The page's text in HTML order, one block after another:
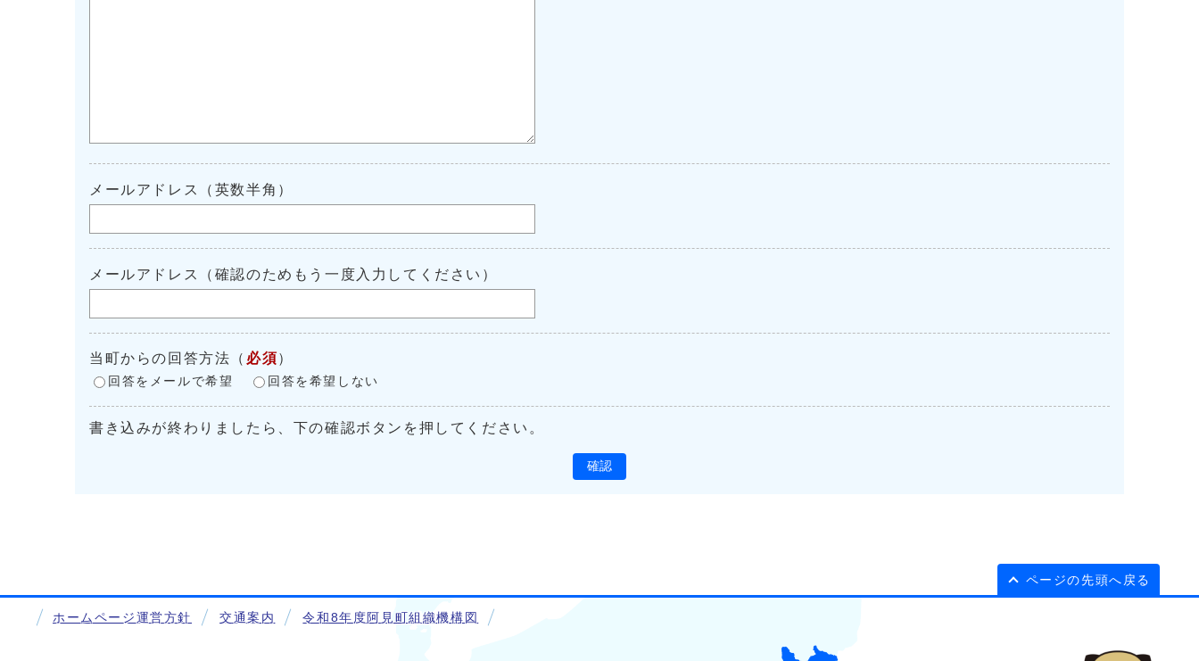
メールアドレス（英数半角）
メールアドレス（確認のためもう一度入力してください）
当町からの回答方法 （ 必須）
回答をメールで希望 回答を希望しない
書き込みが終わりましたら、下の確認ボタンを押してください。
確認
ページの先頭へ戻る
ホームページ運営方針 交通案内 令和8年度阿見町組織機構図